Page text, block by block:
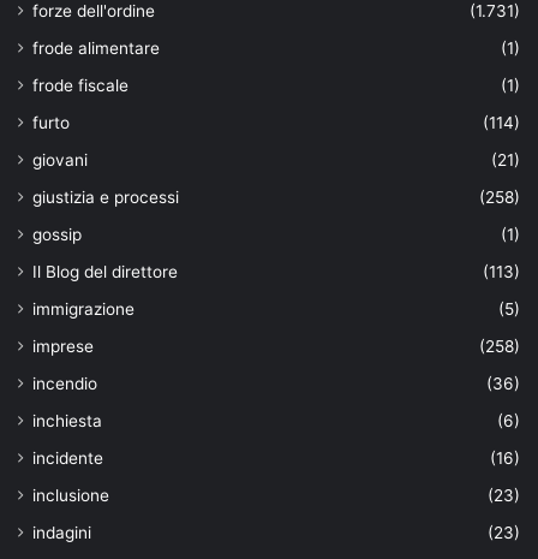
forze dell'ordine
(1.731)
frode alimentare
(1)
frode fiscale
(1)
furto
(114)
giovani
(21)
giustizia e processi
(258)
gossip
(1)
Il Blog del direttore
(113)
immigrazione
(5)
imprese
(258)
incendio
(36)
inchiesta
(6)
incidente
(16)
inclusione
(23)
indagini
(23)